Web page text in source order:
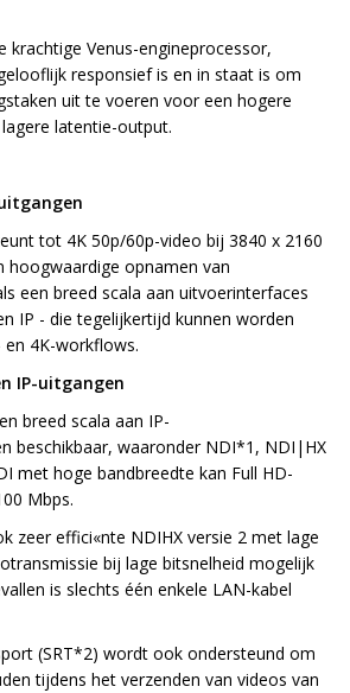
krachtige Venus-engineprocessor,
responsief is en in staat is om
uit te voeren voor een hogere
latentie-output.
tot 4K 50p/60p-video bij 3840 x 2160
hoogwaardige opnamen van
een breed scala aan uitvoerinterfaces
IP - die tegelijkertijd kunnen worden
4K-workflows.
IP-uitgangen
breed scala aan IP-
beschikbaar, waaronder NDI*1, NDI|HX
met hoge bandbreedte kan Full HD-
Mbps.
zeer effici«nte NDIHX versie 2 met lage
bij lage bitsnelheid mogelijk
is slechts één enkele LAN-kabel
(SRT*2) wordt ook ondersteund om
tijdens het verzenden van videos van